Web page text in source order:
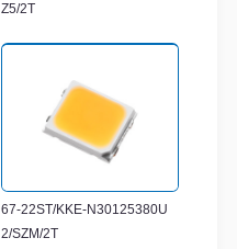
Z5/2T
67-22ST/KKE-N30125380U
2/SZM/2T